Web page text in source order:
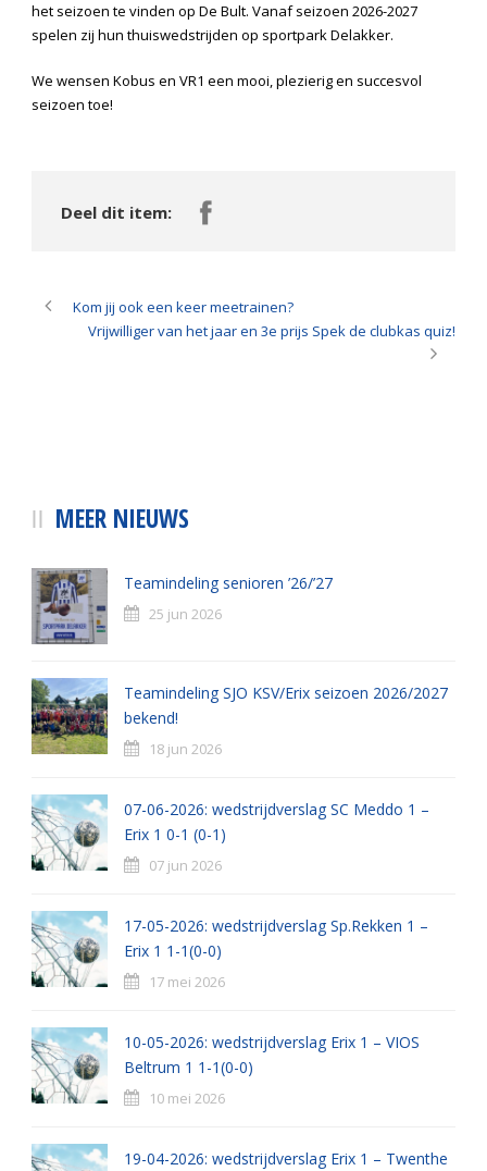
het seizoen te vinden op De Bult. Vanaf seizoen 2026-2027
spelen zij hun thuiswedstrijden op sportpark Delakker.
We wensen Kobus en VR1 een mooi, plezierig en succesvol
seizoen toe!
Deel dit item:
Kom jij ook een keer meetrainen?
Vrijwilliger van het jaar en 3e prijs Spek de clubkas quiz!
MEER NIEUWS
Teamindeling senioren ’26/’27
25 jun 2026
Teamindeling SJO KSV/Erix seizoen 2026/2027
bekend!
18 jun 2026
07-06-2026: wedstrijdverslag SC Meddo 1 –
Erix 1 0-1 (0-1)
07 jun 2026
17-05-2026: wedstrijdverslag Sp.Rekken 1 –
Erix 1 1-1(0-0)
17 mei 2026
10-05-2026: wedstrijdverslag Erix 1 – VIOS
Beltrum 1 1-1(0-0)
10 mei 2026
19-04-2026: wedstrijdverslag Erix 1 – Twenthe